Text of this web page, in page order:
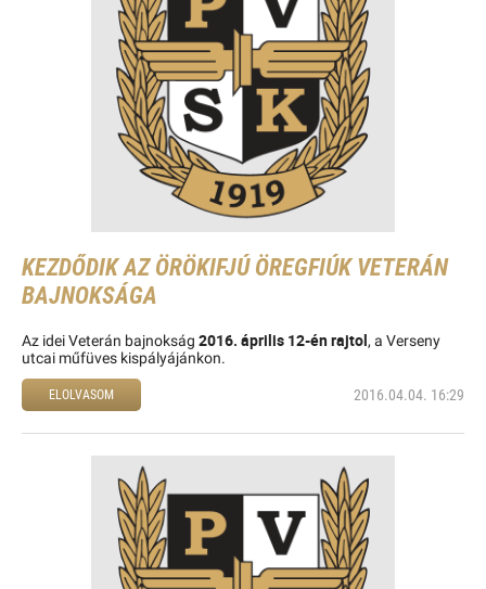
KEZDŐDIK AZ ÖRÖKIFJÚ ÖREGFIÚK VETERÁN
BAJNOKSÁGA
Az idei Veterán bajnokság 2016. április 12-én rajtol, a Verseny
utcai műfüves kispályájánkon.
ELOLVASOM 2016.04.04. 16:29